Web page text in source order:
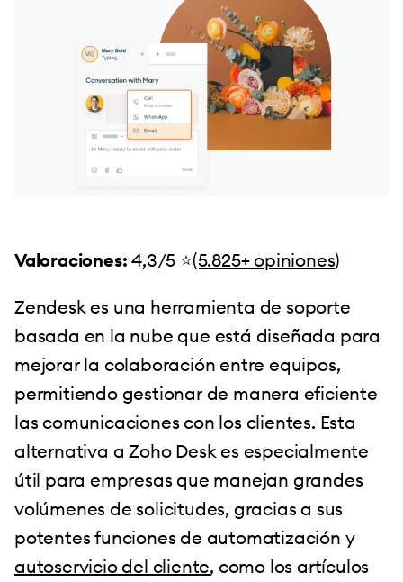
Valoraciones: 4,3/5 ⭐️(5.825+ opiniones)
Zendesk es una herramienta de soporte
basada en la nube que está diseñada para
mejorar la colaboración entre equipos,
permitiendo gestionar de manera eficiente
las comunicaciones con los clientes. Esta
alternativa a Zoho Desk es especialmente
útil para empresas que manejan grandes
volúmenes de solicitudes, gracias a sus
potentes funciones de automatización y
autoservicio del cliente, como los artículos